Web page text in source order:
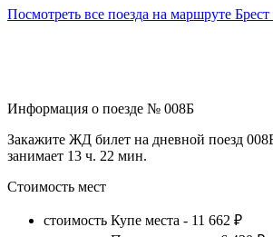
Посмотреть все поезда на маршруте
Информация о поезде № 008Б
Закажите ЖД билет на дневной поезд
занимает 13 ч. 22 мин.
Стоимость мест
стоимость Купе места - 11 662 ₽